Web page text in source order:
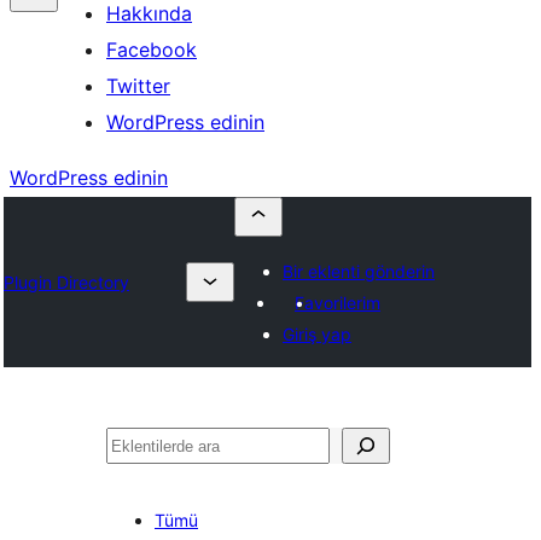
Hakkında
Facebook
Twitter
WordPress edinin
WordPress edinin
Plugin Directory
Bir eklenti gönderin
Favorilerim
Giriş yap
Ara
Tümü